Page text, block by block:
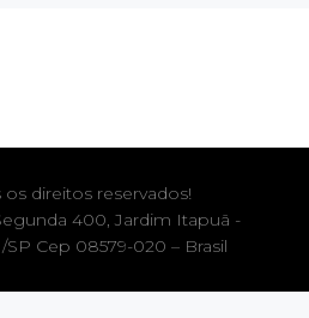
os direitos reservados!
400, Jardim Itapuã -
Cep 08579-020 – Brasil